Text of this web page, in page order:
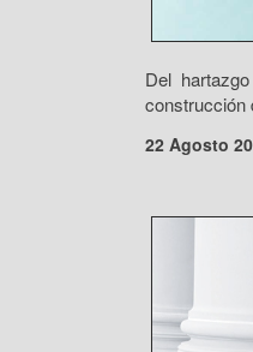
Del
construcción
22 Agosto